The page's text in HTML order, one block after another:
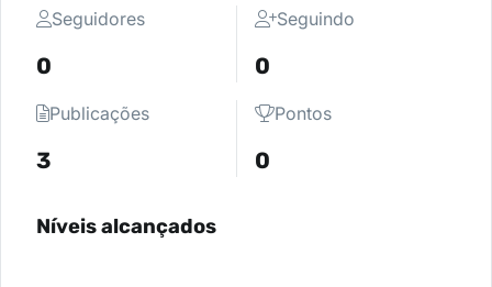
Seguidores
0
Seguindo
0
Publicações
3
Pontos
0
Níveis alcançados